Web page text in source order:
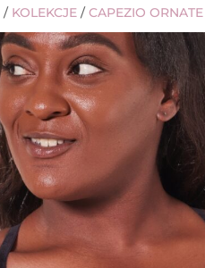
/ KOLEKCJE /CAPEZIO